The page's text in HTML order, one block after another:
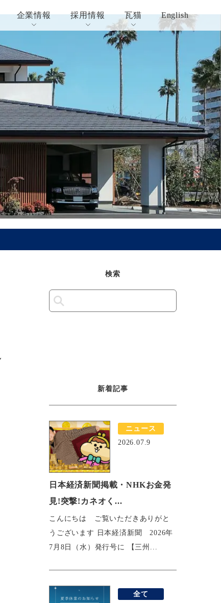
企業情報 採用情報 瓦猫 English
検索
新着記事
ニュース
2026.07.9
日本経済新聞掲載・NHKお金発
見!突撃!カネオく...
こんにちは ご覧いただきありがと
うございます 日本経済新聞 2026年
7月8日（水）発行号に 【三州...
全て